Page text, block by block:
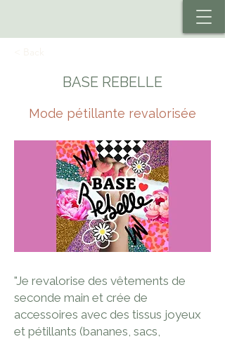
BASE REBELLE
Mode pétillante revalorisée
"Je revalorise des vêtements de
seconde main et crée de
accessoires avec des tissus joyeux
et pétillants (bananes, sacs,